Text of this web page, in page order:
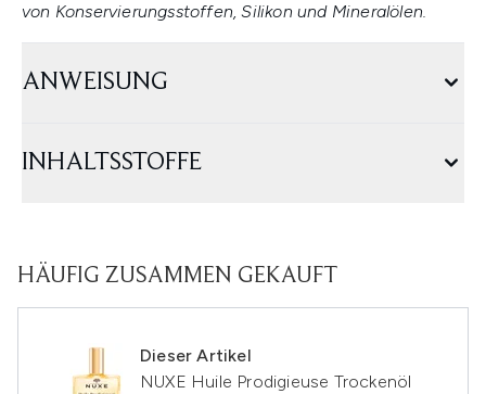
von Konservierungsstoffen, Silikon und Mineralölen.
ANWEISUNG
INHALTSSTOFFE
HÄUFIG ZUSAMMEN GEKAUFT
Dieser Artikel
NUXE Huile Prodigieuse Trockenöl